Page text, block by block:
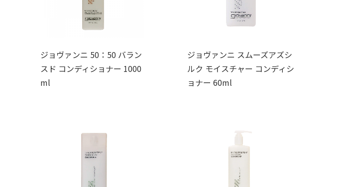
ジョヴァンニ 50：50 バラン
スド コンディショナー 1000
ml
ジョヴァンニ スムーズアズシ
ルク モイスチャー コンディシ
ョナー 60ml